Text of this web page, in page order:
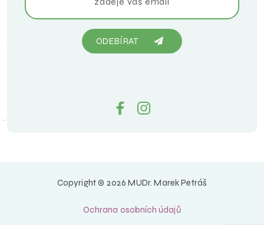
ODEBÍRAT
Copyright © 2026 MUDr. Marek Petráš
Ochrana osobních údajů